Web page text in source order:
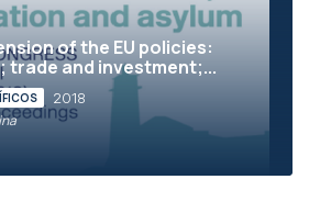
of the EU policies:
trade and investment;...
2018